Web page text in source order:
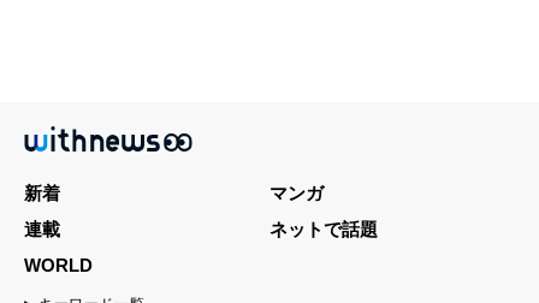
新着
マンガ
連載
ネットで話題
WORLD